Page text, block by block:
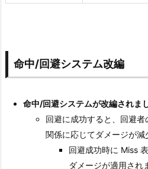
命中/回避システム改編
命中/回避システムが改編されまし
回避に成功すると、回避
関係に応じてダメージが減
回避成功時に Miss
ダメージが適用され